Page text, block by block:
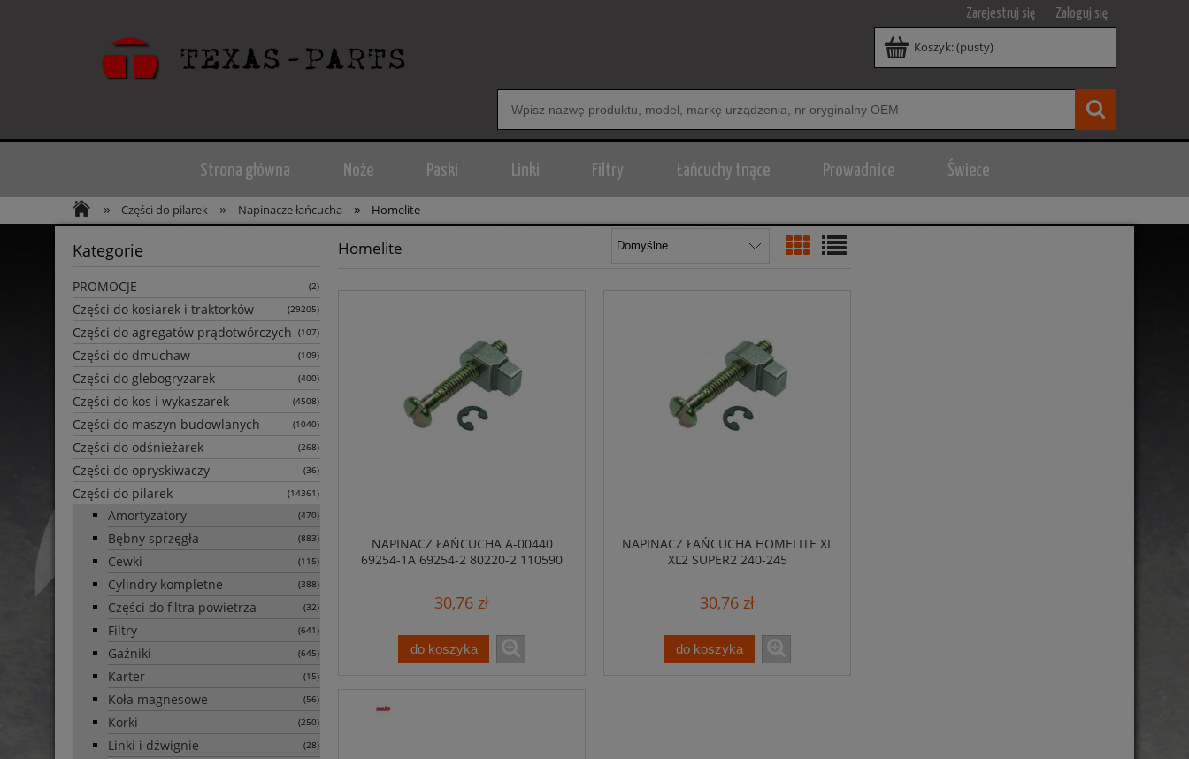
Zarejestruj się Zaloguj się
Koszyk:(pusty)
Strona główna Noże Paski Linki Filtry Łańcuchy tnące Prowadnice Świece
» Części do pilarek » Napinacze łańcucha » Homelite
Kategorie
PROMOCJE (2)
Części do kosiarek i traktorków (29205)
Części do agregatów prądotwórczych (107)
Części do dmuchaw (109)
Części do glebogryzarek (400)
Części do kos i wykaszarek (4508)
Części do maszyn budowlanych (1040)
Części do odśnieżarek (268)
Części do opryskiwaczy (36)
Części do pilarek (14361)
Amortyzatory (470)
Bębny sprzęgła (883)
Cewki (115)
Cylindry kompletne (388)
Części do filtra powietrza (32)
Filtry (641)
Gaźniki (645)
Karter (15)
Koła magnesowe (56)
Korki (250)
Linki i dźwignie (28)
Homelite
NAPINACZ ŁAŃCUCHA A-00440
69254-1A 69254-2 80220-2 110590
30,76 zł
do koszyka
NAPINACZ ŁAŃCUCHA HOMELITE XL
XL2 SUPER2 240-245
30,76 zł
do koszyka